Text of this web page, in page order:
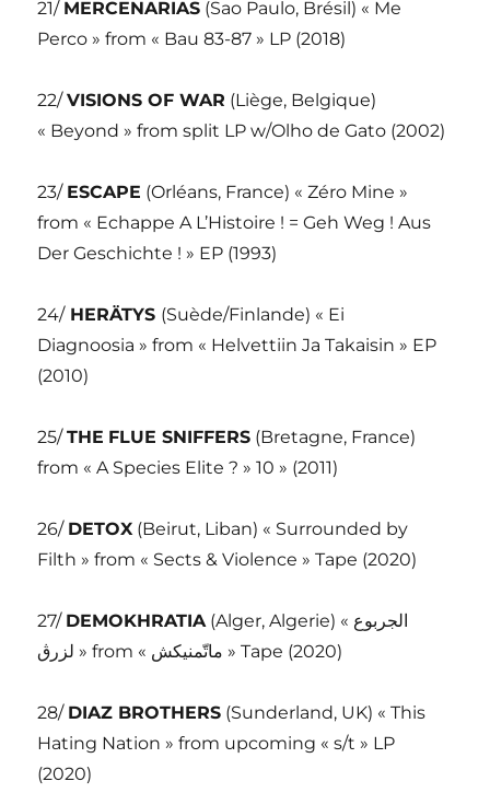
21/ MERCENARIAS (Sao Paulo, Brésil) « Me
Perco » from « Bau 83-87 » LP (2018)
22/VISIONS OF WAR (Liège, Belgique)
« Beyond » from split LP w/Olho de Gato (2002)
23/ ESCAPE (Orléans, France) « Zéro Mine »
from « Echappe A L’Histoire ! = Geh Weg ! Aus
Der Geschichte ! » EP (1993)
24/HERÄTYS (Suède/Finlande) « Ei
Diagnoosia » from « Helvettiin Ja Takaisin » EP
(2010)
25/THE FLUE SNIFFERS (Bretagne, France)
from « A Species Elite ? » 10 » (2011)
26/ DETOX (Beirut, Liban) « Surrounded by
Filth » from « Sects & Violence » Tape (2020)
27/ DEMOKHRATIA(Alger, Algerie) « الجربوع
لزرڨ » from « ماتّمنيكش » Tape (2020)
28/ DIAZ BROTHERS (Sunderland, UK) « This
Hating Nation » from upcoming « s/t » LP
(2020)